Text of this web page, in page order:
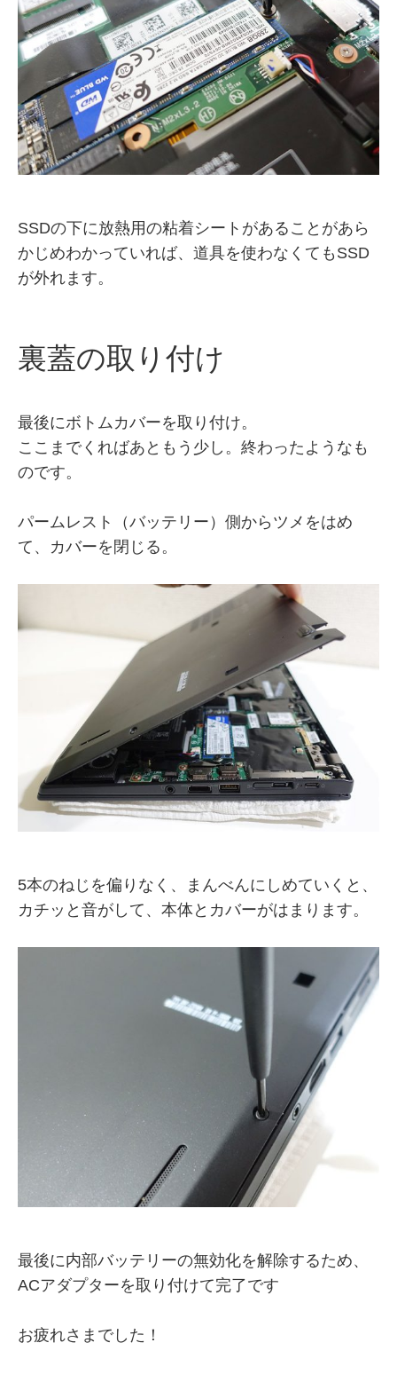
SSDの下に放熱用の粘着シートがあることがあら
かじめわかっていれば、道具を使わなくてもSSD
が外れます。
裏蓋の取り付け
最後にボトムカバーを取り付け。
ここまでくればあともう少し。終わったようなも
のです。
パームレスト（バッテリー）側からツメをはめ
て、カバーを閉じる。
5本のねじを偏りなく、まんべんにしめていくと、
カチッと音がして、本体とカバーがはまります。
最後に内部バッテリーの無効化を解除するため、
ACアダプターを取り付けて完了です
お疲れさまでした！